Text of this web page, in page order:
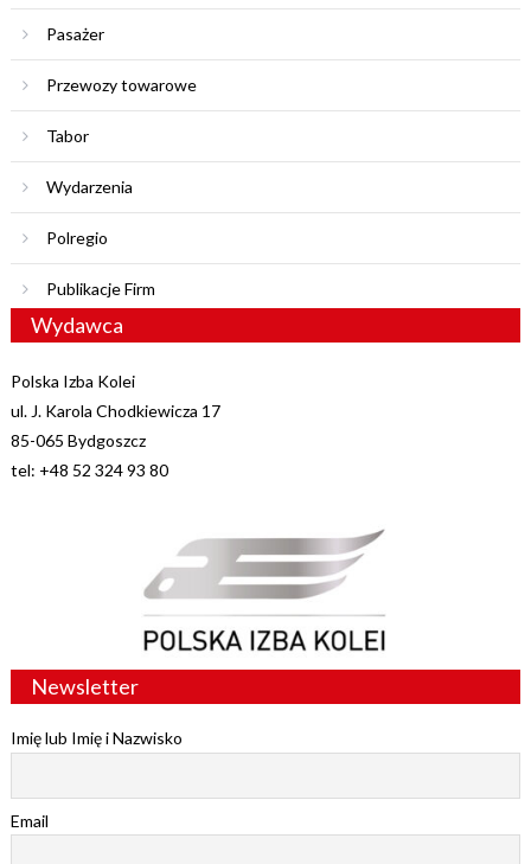
Pasażer
Przewozy towarowe
Tabor
Wydarzenia
Polregio
Publikacje Firm
Wydawca
Polska Izba Kolei
ul. J. Karola Chodkiewicza 17
85-065 Bydgoszcz
tel: +48 52 324 93 80
Newsletter
Imię lub Imię i Nazwisko
Email